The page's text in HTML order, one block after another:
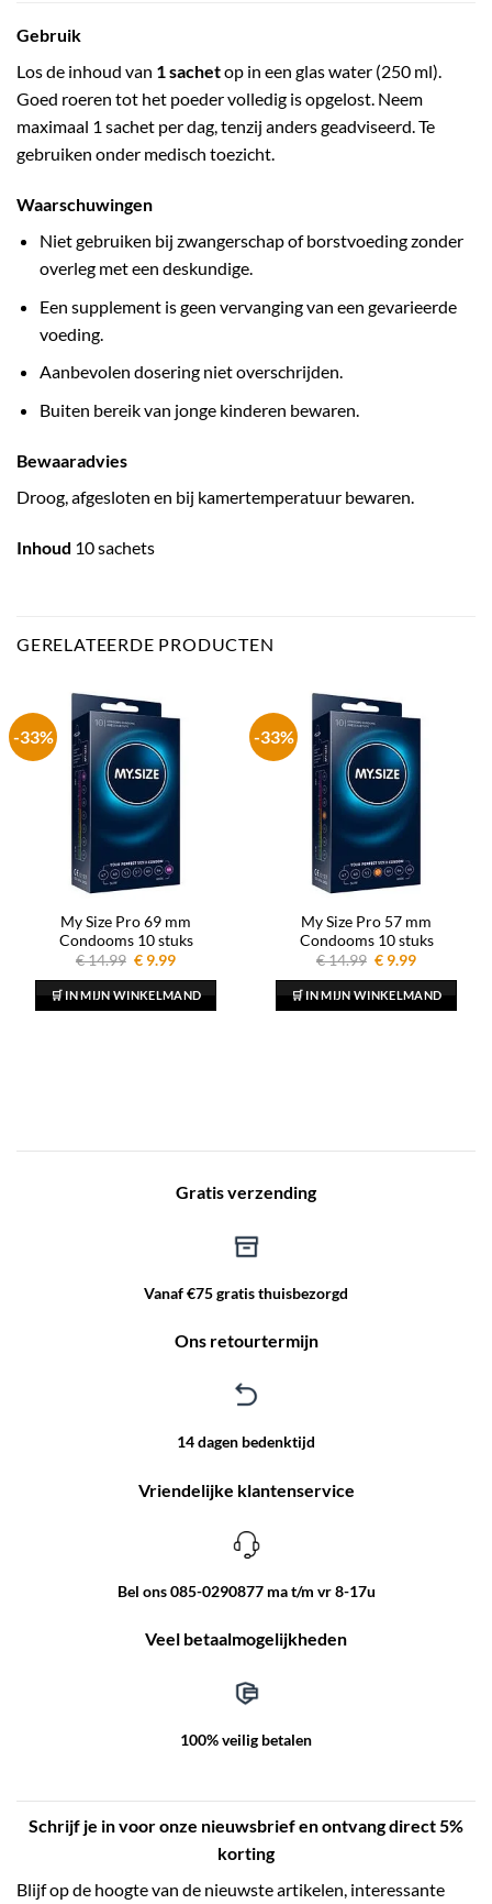
Gebruik
Los de inhoud van 1 sachetop in een glas water (250 ml).
Goed roeren tot het poeder volledig is opgelost. Neem
maximaal 1 sachet per dag, tenzij anders geadviseerd. Te
gebruiken onder medisch toezicht.
Waarschuwingen
Niet gebruiken bij zwangerschap of borstvoeding zonder
overleg met een deskundige.
Een supplement is geen vervanging van een gevarieerde
voeding.
Aanbevolen dosering niet overschrijden.
Buiten bereik van jonge kinderen bewaren.
Bewaaradvies
Droog, afgesloten en bij kamertemperatuur bewaren.
Inhoud 10 sachets
GERELATEERDE PRODUCTEN
-33%
My Size Pro 69 mm
Condooms 10 stuks
€14.99 Oorspronkelijke
was:
€ 14.99.
€ 9.99Huidige
is:
€ 9.99.
🛒 IN MIJN WINKELMAND
-33%
My Size Pro 57 mm
Condooms 10 stuks
€14.99 Oorspronkelijke
was:
€ 14.99.
€ 9.99Huidige
is:
€ 9.99.
🛒 IN MIJN WINKELMAND
Gratis verzending
Vanaf €75 gratis thuisbezorgd
Ons retourtermijn
14 dagen bedenktijd
Vriendelijke klantenservice
Bel ons 085-0290877 ma t/m vr 8-17u
Veel betaalmogelijkheden
100% veilig betalen
Schrijf je in voor onze nieuwsbrief en ontvang direct 5%
korting
Blijf op de hoogte van de nieuwste artikelen, interessante